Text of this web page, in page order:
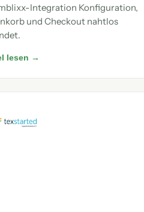
Integration Konfiguration,
und Checkout nahtlos
lesen →